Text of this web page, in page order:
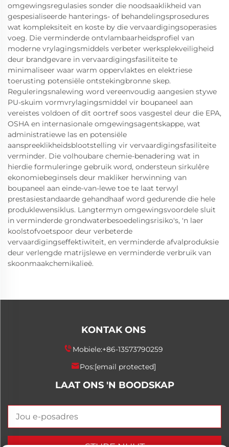
omgewingsregulasies sonder die noodsaaklikheid van
gespesialiseerde hanterings- of behandelingsprosedures
wat kompleksiteit en koste by die vervaardigingsoperasies
voeg. Die verminderde ontvlambaarheidsprofiel van
moderne vrylagingsmiddels verbeter werksplekveiligheid
deur brandgevare in vervaardigingsfasiliteite te
minimaliseer waar warm oppervlaktes en elektriese
toerusting potensiële ontstekingbronne skep.
Reguleringsnalewing word vereenvoudig aangesien stywe
PU-skuim vormvrylagingsmiddel vir boupaneel aan
vereistes voldoen of dit oortref soos vasgestel deur die EPA,
OSHA en internasionale omgewingsagentskappe, wat
administratiewe las en potensiële
aanspreeklikheidsblootstelling vir vervaardigingsfasiliteite
verminder. Die volhoubare chemie-benadering wat in
hierdie formuleringe gebruik word, ondersteun sirkulêre
ekonomiebeginsels deur makliker herwinning van
boupaneel aan einde-van-lewe toe te laat terwyl
prestasiestandaarde gehandhaaf word gedurende die hele
produklewensiklus. Langtermyn omgewingsvoordele sluit
in verminderde grondwaterbesoedelingsrisiko's, 'n laer
koolstofvoetspoor deur verbeterde
vervaardigingseffektiwiteit, en verminderde afvalproduksie
deur verlengde matrijslewe en verminderde verbruik van
skoonmaakchemikalieë.
KONTAK ONS
Mobiele:+86-13573790259
Pos:[email protected]
LAAT ONS 'N BOODSKAP